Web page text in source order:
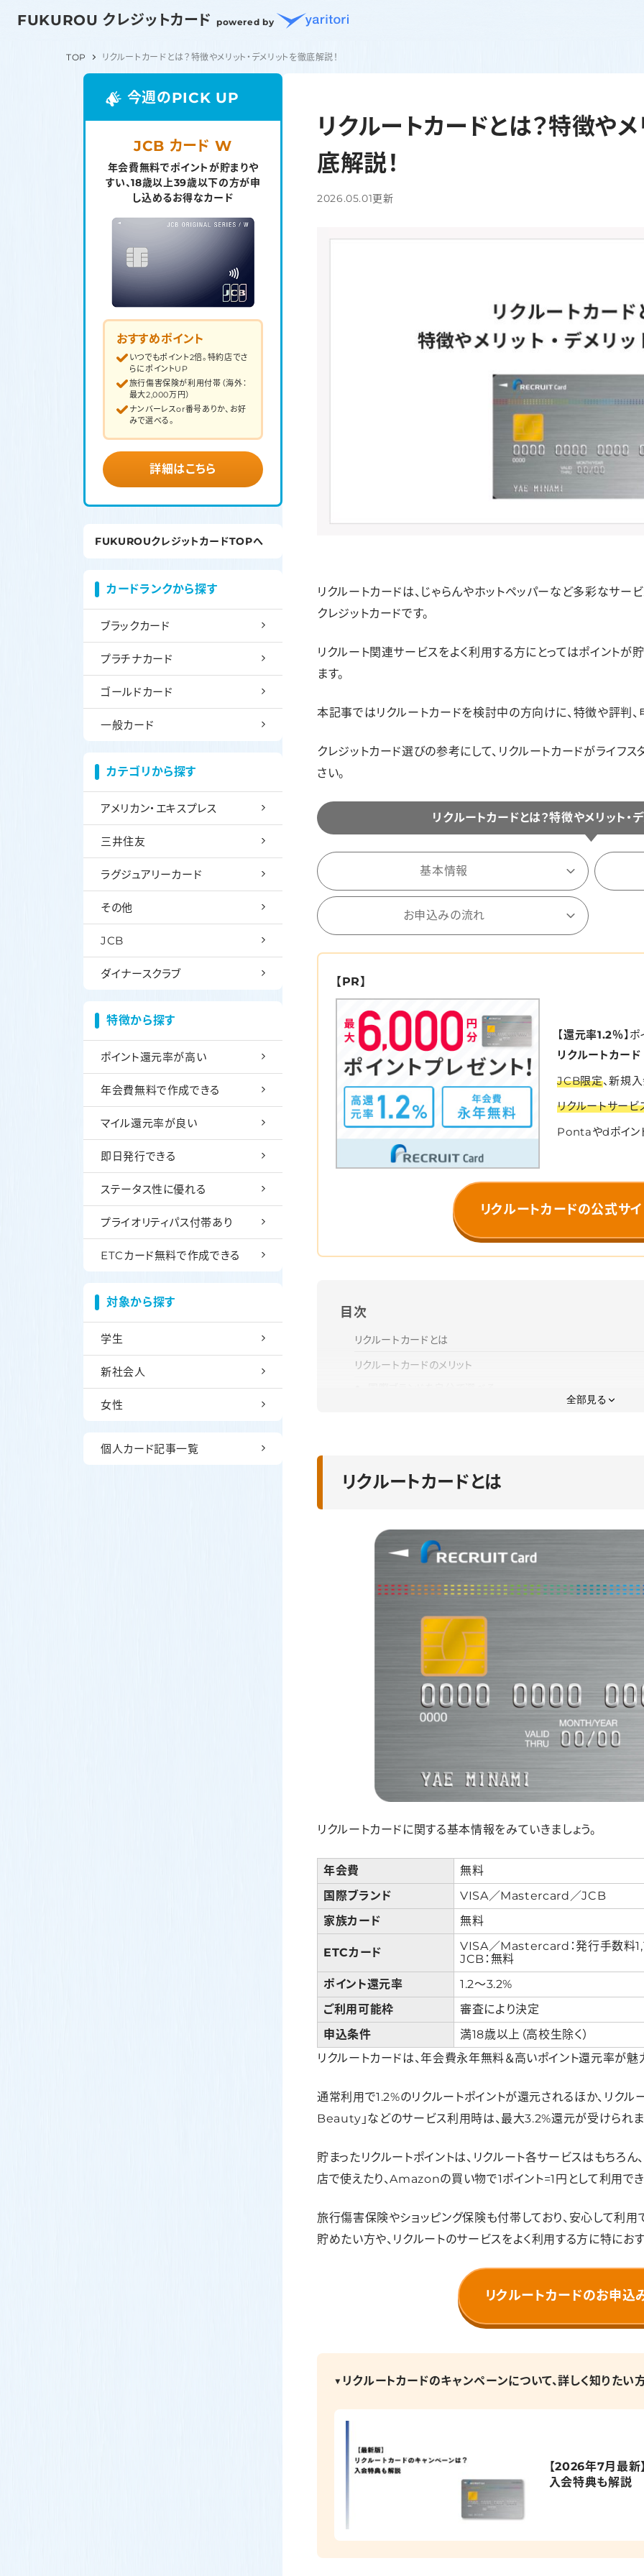
FUKUROU クレジットカード powered by
TOP リクルートカードとは？特徴やメリット・デメリットを徹底解説！
リクルートカードとは？特徴やメ
底解説！
2026.05.01更新
リクルートカードは、じゃらんやホットペッパーなど多彩なサー
クレジットカードです。
リクルート関連サービスをよく利用する方にとってはポイントが
ます。
本記事ではリクルートカードを検討中の方向けに、特徴や評判、
クレジットカード選びの参考にして、リクルートカードがライフ
さい。
リクルートカードとは？特徴やメリット・
基本情報
お申込みの流れ
【PR】
【還元率1.2％】
リクルートカード
JCB限定、新規
リクルートサー
Pontaやdポイ
リクルートカードの公式サ
目次
リクルートカードとは
リクルートカードのメリット
年会費無料にも関わらず、海外旅行保険・国内旅行保険が付
ポイント有効期限が短い
還元率が高い
ポイントが使いやすい
リクルートカード発行までの流れ
モバイル即時入会サービスで、最短5分でカード番号発行
全部見る
リクルートカードとは
リクルートカードに関する基本情報をみていきましょう。
年会費
無料
国際ブランド
VISA／Mastercard／JCB
家族カード
無料
ETCカード
VISA／Mastercard：発行手数料
JCB：無料
ポイント還元率
1.2〜3.2%
ご利用可能枠
審査により決定
申込条件
満18歳以上（高校生除く）
リクルートカードは、年会費永年無料＆高いポイント還元率が魅
通常利用で1.2%のリクルートポイントが還元されるほか、リク
Beauty」などのサービス利用時は、最大3.2%還元が受けられま
貯まったリクルートポイントは、リクルート各サービスはもちろ
店で使えたり、Amazonの買い物で1ポイント=1円として利用で
旅行傷害保険やショッピング保険も付帯しており、安心して利用
貯めたい方や、リクルートのサービスをよく利用する方に特にお
リクルートカードのお申込
▼リクルートカードのキャンペーンについて、詳しく知りたい
【2026年7月最新
入会特典も解説
今週のPICK UP
JCB カード W
年会費無料でポイントが貯まりや
すい、18歳以上39歳以下の方が申
し込めるお得なカード
おすすめポイント
いつでもポイント2倍。特約店でさ
らにポイントUP
旅行傷害保険が利用付帯（海外：
最大2,000万円）
ナンバーレスor番号ありか、お好
みで選べる。
詳細はこちら
FUKUROUクレジットカードTOPへ
カードランクから探す
ブラックカード
プラチナカード
ゴールドカード
一般カード
カテゴリから探す
アメリカン・エキスプレス
三井住友
ラグジュアリーカード
その他
JCB
ダイナースクラブ
特徴から探す
ポイント還元率が高い
年会費無料で作成できる
マイル還元率が良い
即日発行できる
ステータス性に優れる
プライオリティパス付帯あり
ETCカード無料で作成できる
対象から探す
学生
新社会人
女性
個人カード記事一覧